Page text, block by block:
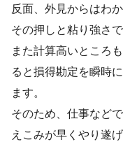
反面、外見からはわ
その押しと粘り強さ
また計算高いところ
ると損得勘定を瞬時
ます。
そのため、仕事など
えこみが早くやり遂げ